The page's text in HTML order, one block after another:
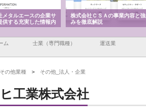
メタルエースの企業サ
供する充実した情報内
株式会社ＣＳＡの事業内容と強
みを徹底解説
ム 士業（専門職種） 運送業
その他業種 > その他_法人・企業
工業株式会社